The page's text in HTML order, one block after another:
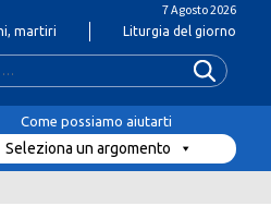
7 Agosto 2026
martiri Liturgia del giorno
Seleziona un argomento